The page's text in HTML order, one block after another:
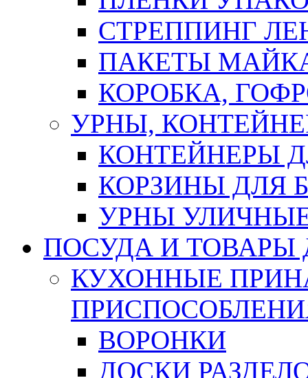
СТРЕППИНГ
ПАКЕТЫ
КОРОБКА,
УРНЫ,
КОНТЕЙНЕРЫ
КОРЗИНЫ ДЛЯ
УРНЫ
ПОСУДА И ТОВАРЫ
КУХОННЫЕ
ВОРОНКИ
ДОСКИ